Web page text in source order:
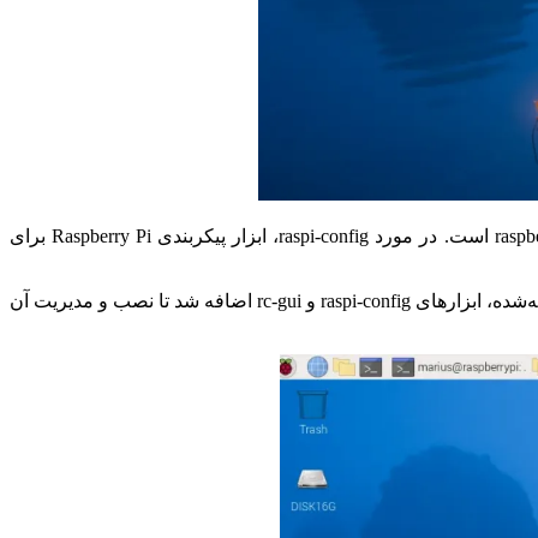
Labwc اکنون از طریق ابزار raspi-config قابل فعال سازی است و دارای تنظیمات تم در تم Pixflat و پشتیبانی پیکربندی در raspberrypi-ui-mods است. در مورد raspi-config، ابزار پیکربندی Raspberry Pi برای
راه انداز اولیه‌ی piwiz نیز با قابلیت فعال یا غیرفعال کردن Raspberry Pi Connect به‌روزرسانی شد، که آن هم به نصب‌کننده‌ی نرم‌افزار توصیه‌شده، ابزارهای raspi-config و rc-gui اضافه شد تا نصب و مدیریت آن